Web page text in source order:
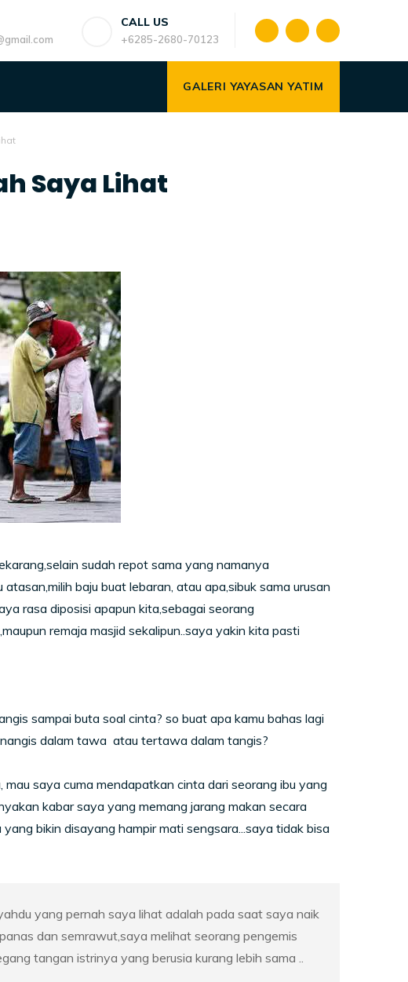
CALL US
+6285-2680-70123
GALERI YAYASAN YATIM
Saya Lihat
sudah repot sama yang namanya
baju buat lebaran, atau apa,sibuk sama urusan
rasa diposisi apapun kita,sebagai seorang
remaja masjid sekalipun..saya yakin kita pasti
sampai buta soal cinta? so buat apa kamu bahas lagi
dalam tawa atau tertawa dalam tangis?
saya cuma mendapatkan cinta dari seorang ibu yang
kabar saya yang memang jarang makan secara
bikin disayang hampir mati sengsara...saya tidak bisa
yang pernah saya lihat adalah pada saat saya naik
dan semrawut,saya melihat seorang pengemis
tangan istrinya yang berusia kurang lebih sama ..